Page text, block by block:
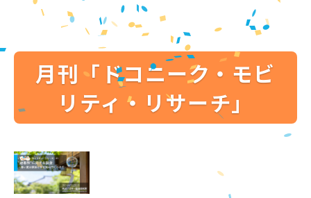
月刊「ドコニーク・モビ
リティ・リサーチ」